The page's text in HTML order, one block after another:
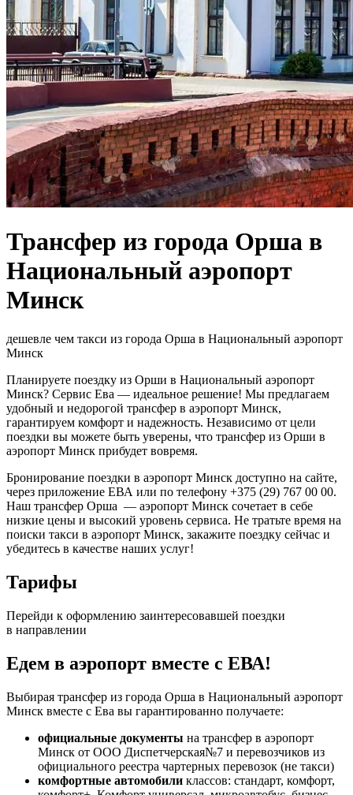
Трансфер из города Орша в
Национальный аэропорт
Минск
дешевле чем такси из города Орша в Национальный аэропорт
Минск
Планируете поездку из Орши в Национальный аэропорт
Минск? Сервис Ева — идеальное решение! Мы предлагаем
удобный и недорогой трансфер в аэропорт Минск,
гарантируем комфорт и надежность. Независимо от цели
поездки вы можете быть уверены, что трансфер из Орши в
аэропорт Минск прибудет вовремя.
Бронирование поездки в аэропорт Минск доступно на сайте,
через приложение ЕВА или по телефону +375 (29) 767 00 00.
Наш трансфер Орша — аэропорт Минск сочетает в себе
низкие цены и высокий уровень сервиса. Не тратьте время на
поиски такси в аэропорт Минск, закажите поездку сейчас и
убедитесь в качестве наших услуг!
Тарифы
Перейди к оформлению заинтересовавшей поездки
в направлении
Едем в аэропорт вместе с ЕВА!
Выбирая трансфер из города Орша в Национальный аэропорт
Минск вместе с Ева вы гарантированно получаете:
официальные документы на трансфер в аэропорт
Минск от ООО Диспетчерская№7 и перевозчиков из
официального реестра чартерных перевозок (не такси)
комфортные автомобили классов: стандарт, комфорт,